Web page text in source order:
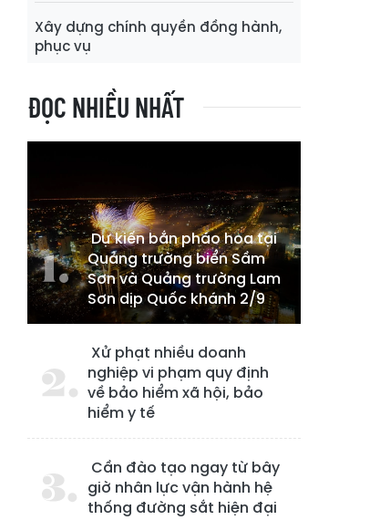
Xây dựng chính quyền đồng hành,
phục vụ
ĐỌC NHIỀU NHẤT
Dự kiến bắn pháo hoa tại
Quảng trường biển Sầm
Sơn và Quảng trường Lam
Sơn dịp Quốc khánh 2/9
Xử phạt nhiều doanh
nghiệp vi phạm quy định
về bảo hiểm xã hội, bảo
hiểm y tế
Cần đào tạo ngay từ bây
giờ nhân lực vận hành hệ
thống đường sắt hiện đại